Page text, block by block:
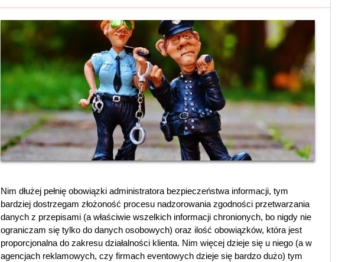
Nim dłużej pełnię obowiązki administratora bezpieczeństwa informacji, tym
bardziej dostrzegam złożoność procesu nadzorowania zgodności przetwarzania
danych z przepisami (a właściwie wszelkich informacji chronionych, bo nigdy nie
ograniczam się tylko do danych osobowych) oraz ilość obowiązków, która jest
proporcjonalna do zakresu działalności klienta. Nim więcej dzieje się u niego (a w
agencjach reklamowych, czy firmach eventowych dzieje się bardzo dużo) tym